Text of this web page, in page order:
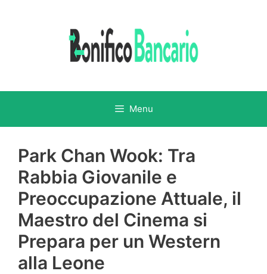
Menu
Park Chan Wook: Tra
Rabbia Giovanile e
Preoccupazione Attuale, il
Maestro del Cinema si
Prepara per un Western
alla Leone